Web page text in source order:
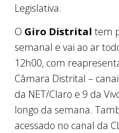
Legislativa.
O Giro Distrital tem
semanal e vai ao ar
12h00, com
Câmara Distrital –
da NET/Claro e 9 da
longo da semana.
acessado no canal da